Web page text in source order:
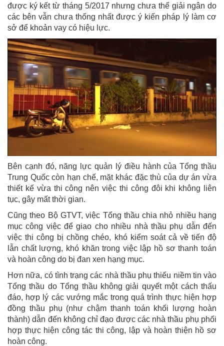
được ký kết từ tháng 5/2017 nhưng chưa thể giải ngân do
các bên vẫn chưa thống nhất được ý kiến pháp lý làm cơ
sở để khoản vay có hiệu lực.
Bên cạnh đó, năng lực quản lý điều hành của Tổng thầu
Trung Quốc còn hạn chế, mặt khác đặc thù của dự án vừa
thiết kế vừa thi công nên việc thi công đôi khi không liên
tục, gây mất thời gian.
Cũng theo Bộ GTVT, việc Tổng thầu chia nhỏ nhiều hạng
mục công việc để giao cho nhiều nhà thầu phụ dẫn đến
việc thi công bị chồng chéo, khó kiểm soát cả về tiến độ
lẫn chất lượng, khó khăn trong việc lập hồ sơ thanh toán
và hoàn công do bị đan xen hạng mục.
Hơn nữa, có tình trạng các nhà thầu phụ thiếu niềm tin vào
Tổng thầu do Tổng thầu không giải quyết một cách thấu
đáo, hợp lý các vướng mắc trong quá trình thực hiện hợp
đồng thầu phụ (như chậm thanh toán khối lượng hoàn
thành) dẫn đến không chỉ đạo được các nhà thầu phụ phối
hợp thực hiện công tác thi công, lập và hoàn thiện hồ sơ
hoàn công.